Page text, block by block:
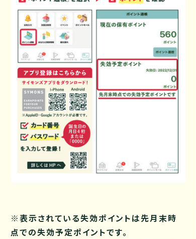
※表示されている失効ポイントは先月末時
点での失効予定ポイントです。